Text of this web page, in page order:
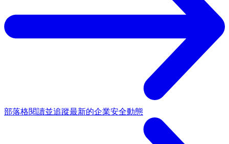
部落格閱讀並追蹤最新的企業安全動態